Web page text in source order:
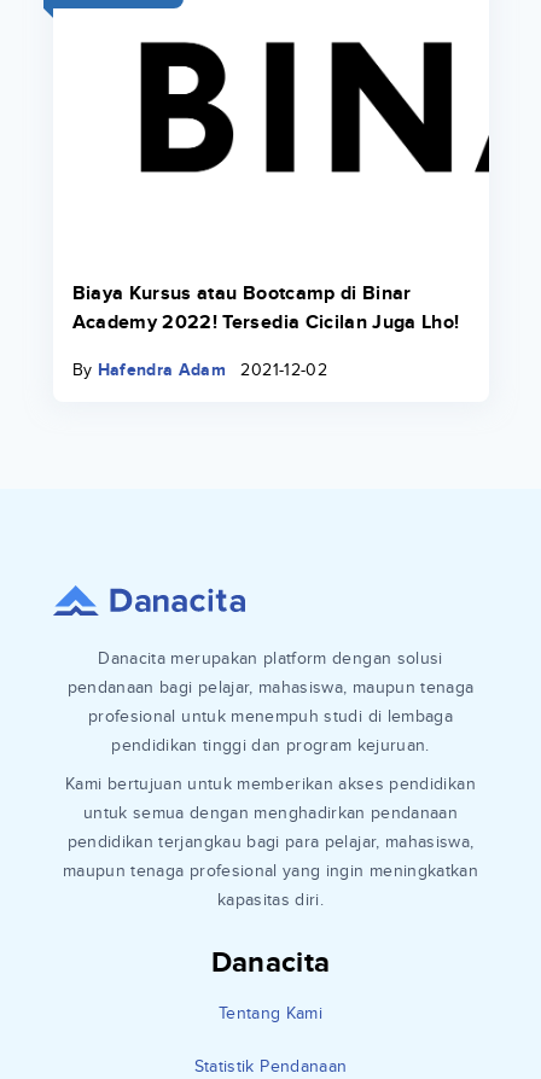
Biaya Kursus atau Bootcamp di Binar
Academy 2022! Tersedia Cicilan Juga Lho!
By Hafendra Adam 2021-12-02
Danacita
Tentang Kami
Statistik Pendanaan
Danacita merupakan platform dengan solusi
pendanaan bagi pelajar, mahasiswa, maupun tenaga
profesional untuk menempuh studi di lembaga
pendidikan tinggi dan program kejuruan.
Kami bertujuan untuk memberikan akses pendidikan
untuk semua dengan menghadirkan pendanaan
pendidikan terjangkau bagi para pelajar, mahasiswa,
maupun tenaga profesional yang ingin meningkatkan
kapasitas diri.